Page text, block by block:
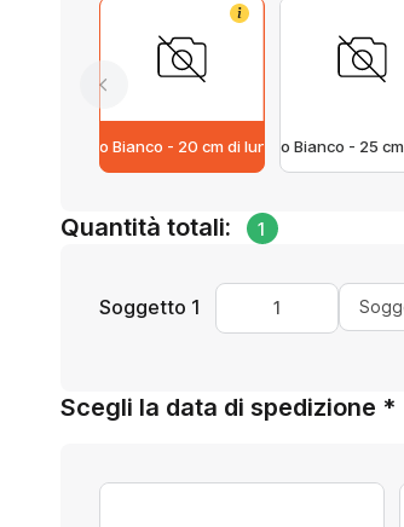
Info
Tenditelo Bianco - 20 cm di lunghezza
Tenditelo Bianco - 25
Quantità totali: 1
Soggetto 1
Scegli la data di spedizione *